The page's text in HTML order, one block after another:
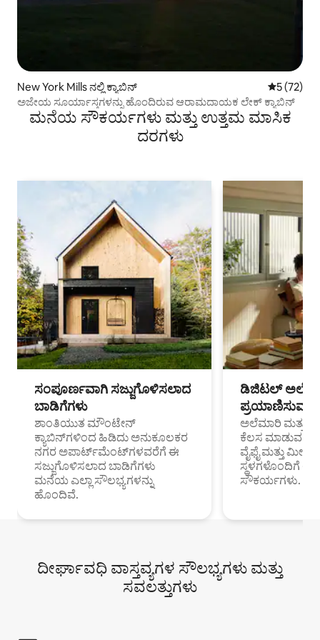
New York Mills ನಲ್ಲಿ ಕ್ಯಾಬಿನ್ 5 ರಲ್ಲಿ 5
5 (72)
ಅಜೇಯ ಸೂರ್ಯಾಸ್ತಗಳನ್ನು ಹೊಂದಿರುವ ಆರಾಮದಾಯಕ ಲೇಕ್ ಕ್ಯಾಬಿನ್
ಮನೆಯ ಸೌಕರ್ಯಗಳು ಮತ್ತು ಉತ್ತಮ ಮಾಸಿಕ
ದರಗಳು
ಸಂಪೂರ್ಣವಾಗಿ ಸಜ್ಜುಗೊಳಿಸಲಾದ
ಬಾಡಿಗೆಗಳು
ಶಾಂತಿಯುತ ಮೌಂಟೇನ್
ಕ್ಯಾಬಿನ್‌ಗಳಿಂದ ಹಿಡಿದು ಅನುಕೂಲಕರ
ನಗರ ಅಪಾರ್ಟ್‌ಮೆಂಟ್‌ಗಳವರೆಗೆ ಈ
ಸಜ್ಜುಗೊಳಿಸಲಾದ ಬಾಡಿಗೆಗಳು
ಮನೆಯ ಎಲ್ಲಾ ಸೌಲಭ್ಯಗಳನ್ನು
ಹೊಂದಿವೆ.
ಡಿಜಿಟಲ್
ಪ್ರಯಾಣಿಸುವ
ಅಲೆಮಾರಿ ಮತ್ತು
ಕೆಲಸ ಮಾಡುವ
ವೈಫೈ ಮತ್ತು
ಸ್ಥಳಗಳೊಂದಿಗೆ
ಸೌಕರ್ಯಗಳು.
ದೀರ್ಘಾವಧಿ ವಾಸ್ತವ್ಯಗಳ ಸೌಲಭ್ಯಗಳು ಮತ್ತು
ಸವಲತ್ತುಗಳು